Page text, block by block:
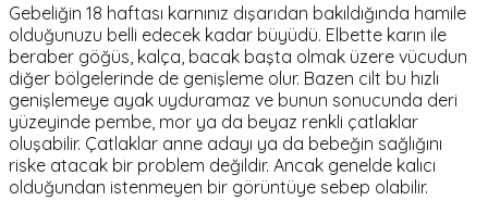
Gebeliğin 18 haftası karnınız dışarıdan bakıldığında hamile
olduğunuzu belli edecek kadar büyüdü. Elbette karın ile
beraber göğüs, kalça, bacak başta olmak üzere vücudun
diğer bölgelerinde de genişleme olur. Bazen cilt bu hızlı
genişlemeye ayak uyduramaz ve bunun sonucunda deri
yüzeyinde pembe, mor ya da beyaz renkli çatlaklar
oluşabilir. Çatlaklar anne adayı ya da bebeğin sağlığını
riske atacak bir problem değildir. Ancak genelde kalıcı
olduğundan istenmeyen bir görüntüye sebep olabilir.